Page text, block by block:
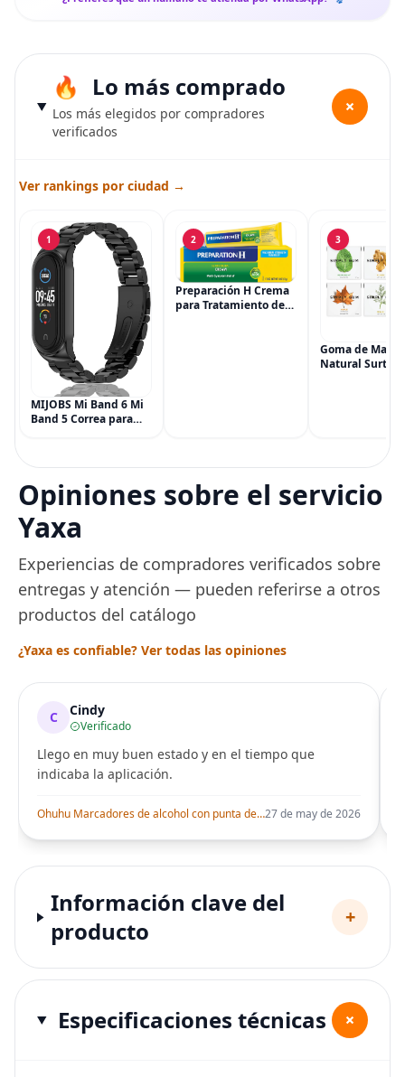
Lo más comprado
Los más elegidos por compradores
verificados
+
Ver rankings por ciudad →
1
MIJOBS Mi Band 6 Mi
Band 5 Correa para
de metal para Mi
Smart Band 6
2
Preparación H Crema
para Tratamiento de
3
Goma de
Natural
Opiniones sobre el servicio
Yaxa
Experiencias de compradores verificados sobre
entregas y atención — pueden referirse a otros
productos del catálogo
¿Yaxa es confiable? Ver todas las opiniones
C Cindy
Verificado
Llego en muy buen estado y en el tiempo que
indicaba la aplicación.
Ohuhu Marcadores de alcohol con punta de pincel – Juego de marcadores artísticos de doble punta con certificación AP para artistas adultos27 de may de 2026
Información clave del
producto
+
Especificaciones técnicas +